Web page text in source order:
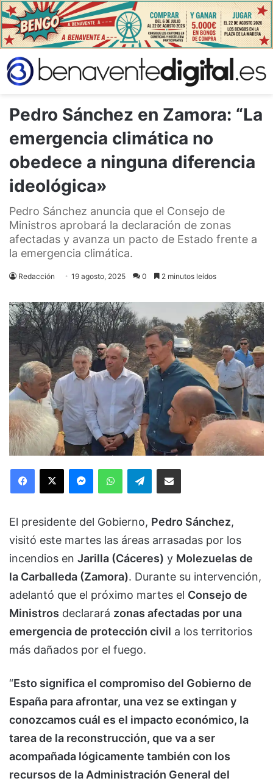
Pedro Sánchez en Zamora: “La
emergencia climática no
obedece a ninguna diferencia
ideológica»
Pedro Sánchez anuncia que el Consejo de
Ministros aprobará la declaración de zonas
afectadas y avanza un pacto de Estado frente a
la emergencia climática.
Redacción 19 agosto, 2025 0 2 minutos leídos
Facebook
X MessengerWhatsAppTelegramCompartir via Email
El presidente del Gobierno, Pedro Sánchez,
visitó este martes las áreas arrasadas por los
incendios en Jarilla (Cáceres) y Molezuelas de
la Carballeda (Zamora). Durante su intervención,
adelantó que el próximo martes el Consejo de
Ministros declarará zonas afectadas por una
emergencia de protección civil a los territorios
más dañados por el fuego.
“Esto significa el compromiso del Gobierno de
España para afrontar, una vez se extingan y
conozcamos cuál es el impacto económico, la
tarea de la reconstrucción, que va a ser
acompañada lógicamente también con los
recursos de la Administración General del